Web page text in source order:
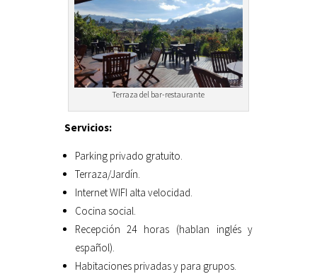
Terraza del bar-restaurante
Servicios:
Parking privado gratuito.
Terraza/Jardín.
Internet WIFI alta velocidad.
Cocina social.
Recepción 24 horas (hablan inglés y
español).
Habitaciones privadas y para grupos.